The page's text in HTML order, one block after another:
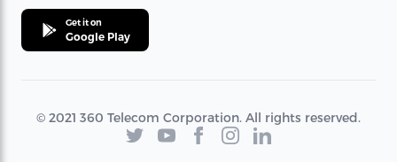
Get it on
Google Play
© 2021 360 Telecom Corporation. All rights reserved.